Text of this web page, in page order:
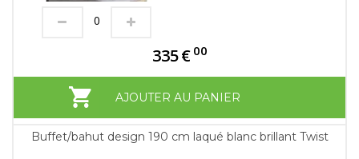
335€ 00
AJOUTER AU PANIER
Buffet/bahut design 190 cm laqué blanc brillant Twist